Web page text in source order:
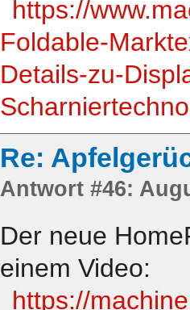
https://
Foldable-
Details-zu-
Re:
Antwort #46:
Der neue
einem Video:
https://